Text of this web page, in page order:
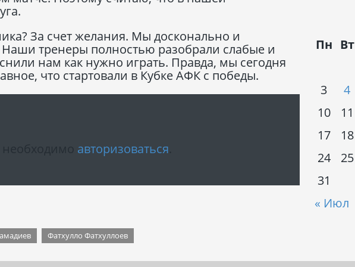
За счет желания. Мы досконально и
тренеры полностью разобрали слабые и
нам как нужно играть. Правда, мы сегодня
что стартовали в Кубке АФК с победы.
авторизоваться
Фатхулло Фатхуллоев
Пн Вт
« Июл
3
4
10
11
17
18
24
25
31